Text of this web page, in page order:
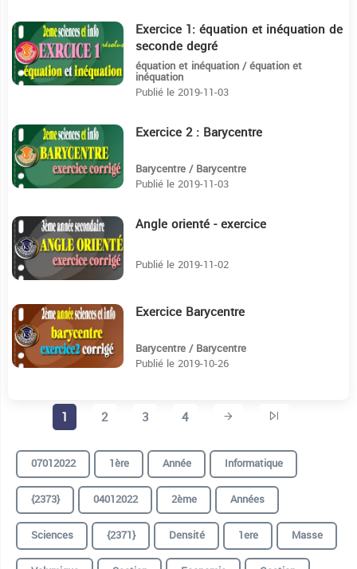
7:3 Exercice 1: équation et inéquation de
seconde degré
équation et inéquation / équation et
inéquation
Publié le 2019-11-03
12:8 Exercice 2 : Barycentre
Barycentre / Barycentre
Publié le 2019-11-03
12:8 Angle orienté - exercice
Publié le 2019-11-02
7:39 Exercice Barycentre
Barycentre / Barycentre
Publié le 2019-10-26
1 2 3 4
07012022 1ère Année
Informatique
{2373}
04012022 2ème
Années
Sciences
{2371} Densité 1ere
Masse